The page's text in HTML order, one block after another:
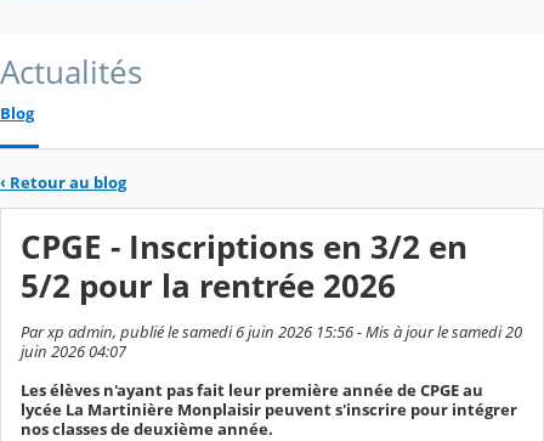
Actualités
Blog
‹ Retour au blog
CPGE - Inscriptions en 3/2 en
5/2 pour la rentrée 2026
Par xp admin, publié le samedi 6 juin 2026 15:56 - Mis à jour le samedi 20
juin 2026 04:07
Les élèves n'ayant pas fait leur première année de CPGE au
lycée La Martinière Monplaisir peuvent s'inscrire pour intégrer
nos classes de deuxième année.